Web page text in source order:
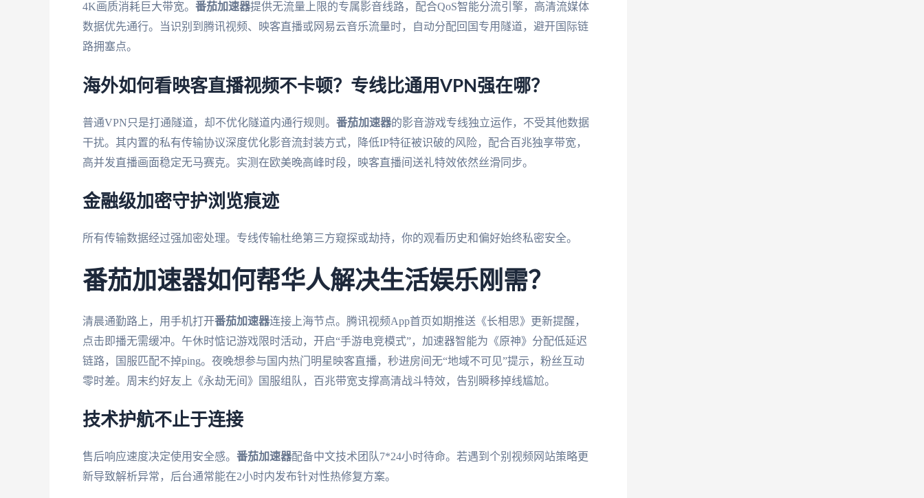
4K画质消耗巨大带宽。 番茄加速器提供无流量上限的专属影音线路，配合QoS智能分流引擎，高清流媒体
数据优先通行。当识别到腾讯视频、映客直播或网易云音乐流量时，自动分配回国专用隧道，避开国际链
路拥塞点。
海外如何看映客直播视频不卡顿？专线比通用VPN强在哪？
普通VPN只是打通隧道，却不优化隧道内通行规则。 番茄加速器的影音游戏专线独立运作，不受其他数据
干扰。其内置的私有传输协议深度优化影音流封装方式，降低IP特征被识破的风险，配合百兆独享带宽，
高并发直播画面稳定无马赛克。实测在欧美晚高峰时段，映客直播间送礼特效依然丝滑同步。
金融级加密守护浏览痕迹
所有传输数据经过强加密处理。专线传输杜绝第三方窥探或劫持，你的观看历史和偏好始终私密安全。
番茄加速器如何帮华人解决生活娱乐刚需？
清晨通勤路上，用手机打开番茄加速器连接上海节点。腾讯视频App首页如期推送《长相思》更新提醒，
点击即播无需缓冲。午休时惦记游戏限时活动，开启“手游电竞模式”，加速器智能为《原神》分配低延迟
链路，国服匹配不掉ping。夜晚想参与国内热门明星映客直播，秒进房间无“地域不可见”提示，粉丝互动
零时差。周末约好友上《永劫无间》国服组队，百兆带宽支撑高清战斗特效，告别瞬移掉线尴尬。
技术护航不止于连接
售后响应速度决定使用安全感。 番茄加速器配备中文技术团队7*24小时待命。若遇到个别视频网站策略更
新导致解析异常，后台通常能在2小时内发布针对性热修复方案。